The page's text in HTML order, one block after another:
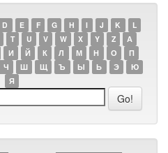
D E F G H I J K
L
T U V W X Y Z
А
И Й К Л М Н О
П
Ч Ш Щ Ъ Ы Ь Э
Ю
Я